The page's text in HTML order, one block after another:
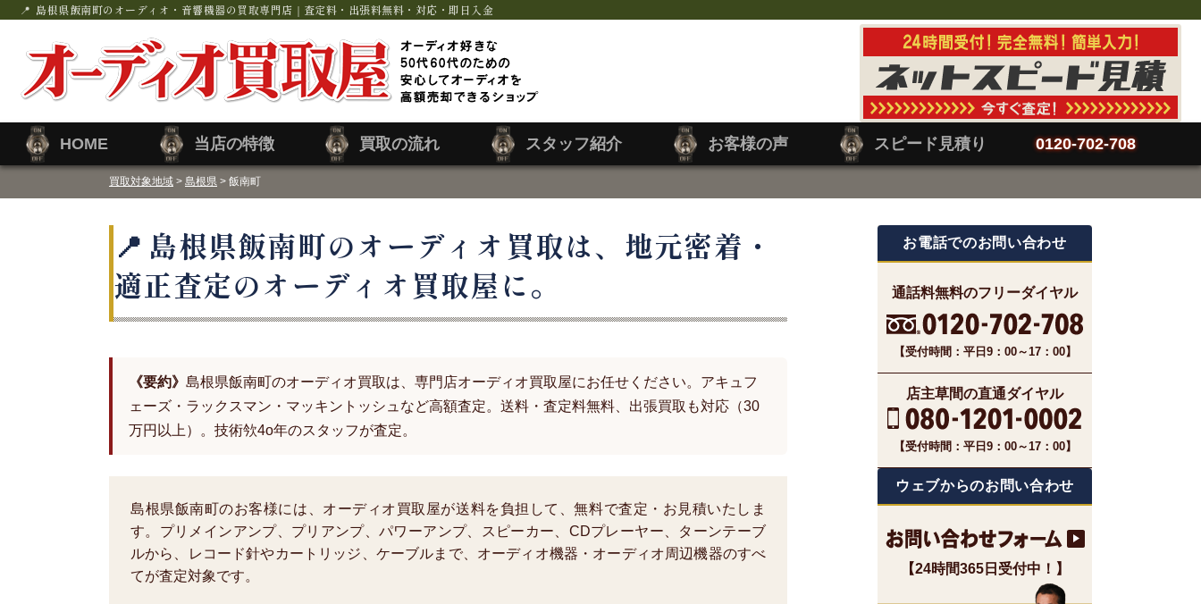
島根県飯南町のオーディオ・音響機器の買取専門店｜査定料・出張料無料・対応・即日入金
HOME 当店の特徴 買取の流れ スタッフ紹介 お客様の声 スピード見積り 0120-702-708
買取対象地域 > 島根県 > 飯南町
島根県飯南町のオーディオ買取は、地元密着・
適正査定のオーディオ買取屋に。
《要約》 島根県飯南町のオーディオ買取は、専門店オーディオ買取屋にお任せください。アキュフ
ェーズ・ラックスマン・マッキントッシュなど高額査定。送料・査定料無料、出張買取も対応（30
万円以上）。技術欦4o年のスタッフが査定。
島根県飯南町のお客様には、オーディオ買取屋が送料を負担して、無料で査定・お見積いたしま
す。プリメインアンプ、プリアンプ、パワーアンプ、スピーカー、CDプレーヤー、ターンテーブ
ルから、レコード針やカートリッジ、ケーブルまで、オーディオ機器・オーディオ周辺機器のすべ
てが査定対象です。
お電話でのお問い合わせ
通話料無料のフリーダイヤル
【受付時間：平日9：00～17：00】
店主草間の直通ダイヤル
【受付時間：平日9：00～17：00】
ウェブからのお問い合わせ
【24時間365日受付中！】